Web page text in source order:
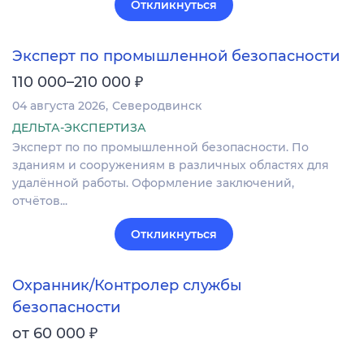
Откликнуться
Эксперт по промышленной безопасности
110 000–210 000 ₽
04 августа 2026 Северодвинск
ДЕЛЬТА-ЭКСПЕРТИЗА
Эксперт по по промышленной безопасности. По
зданиям и сооружениям в различных областях для
удалённой работы. Оформление заключений,
отчётов...
Откликнуться
Охранник/Контролер службы
безопасности
от 60 000 ₽